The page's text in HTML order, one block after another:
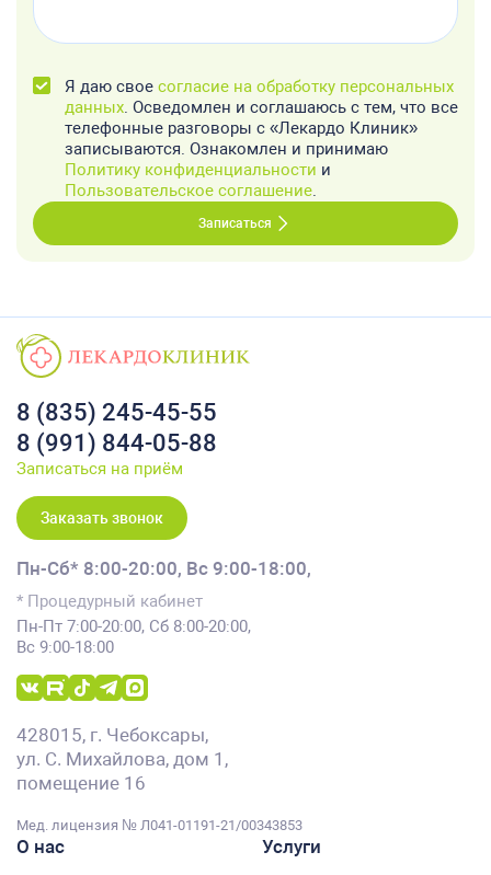
Я даю свое согласие на обработку персональных
данных. Осведомлен и соглашаюсь с тем, что все
телефонные разговоры с «Лекардо Клиник»
записываются. Ознакомлен и принимаю
Политику конфиденциальности и
Пользовательское соглашение.
Записаться
8 (835) 245-45-55
8 (991) 844-05-88
Записаться на приём
Заказать звонок
Пн-Сб* 8:00-20:00, Вс 9:00-18:00,
* Процедурный кабинет
Пн-Пт 7:00-20:00, Сб 8:00-20:00,
Вс 9:00-18:00
428015, г. Чебоксары,
ул. С. Михайлова, дом 1,
помещение 16
Мед. лицензия № Л041-01191-21/00343853
О нас Услуги